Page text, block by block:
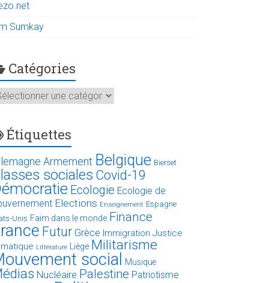
Sumkay
Catégories
Étiquettes
Armement Belgique Bierset
sociales Covid-19
Ecologie Ecologie de
Elections Enseignement Espagne
Unis Faim dans le monde Finance
Futur Grèce Immigration Justice
Littérature Liège Militarisme
social Musique
Nucléaire Palestine Patriotisme